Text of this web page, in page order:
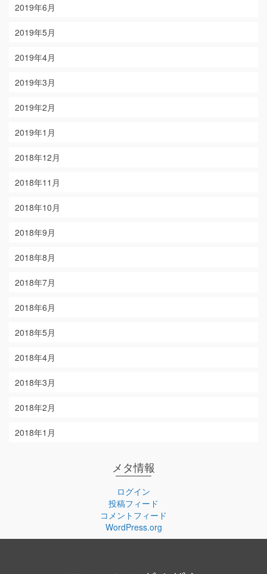
2019年6月
2019年5月
2019年4月
2019年3月
2019年2月
2019年1月
2018年12月
2018年11月
2018年10月
2018年9月
2018年8月
2018年7月
2018年6月
2018年5月
2018年4月
2018年3月
2018年2月
2018年1月
メタ情報
ログイン
投稿フィード
コメントフィード
WordPress.org